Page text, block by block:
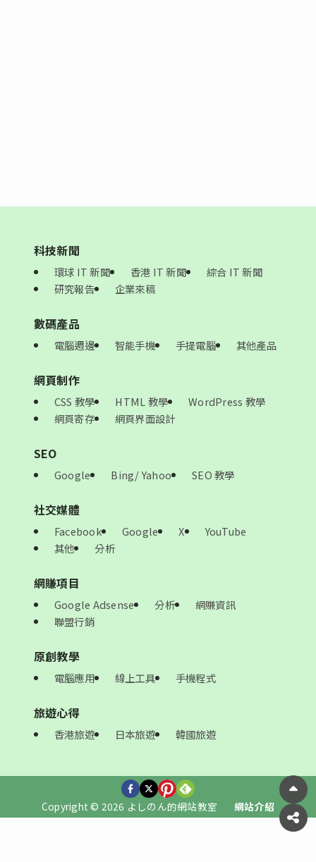
科技新聞
環球 IT 新聞 香港 IT 新聞
綜合 IT 新聞
研究報告
企業來稿
數碼產品
電腦週邊 智能手機 手提電腦 其他產品
網頁制作
CSS 教學 HTML 教學
WordPress 教學
網頁寄存
網頁界面設計
SEO
Google Bing/ Yahoo SEO 教學
社交媒體
Facebook Google X
YouTube
其他
分析
網賺項目
Google Adsense 分析
網賺資訊
聯盟行銷
原創教學
電腦應用 線上工具 手機程式
旅遊心得
香港旅遊 日本旅遊 韓國旅遊
Copyright © 2026 よしのん的網站教室 網站介紹